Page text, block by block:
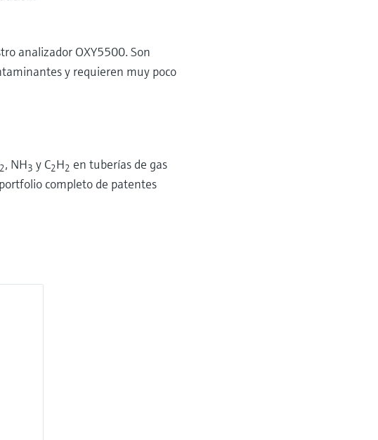
analizador OXY5500. Son
y requieren muy poco
2, NH3 y C2H2 en tuberías de gas
completo de patentes